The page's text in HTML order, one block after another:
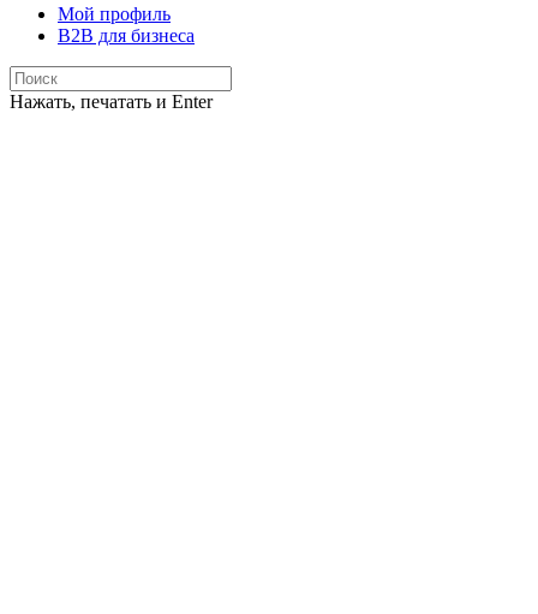
Мой профиль
B2B для бизнеса
Нажать, печатать и Enter